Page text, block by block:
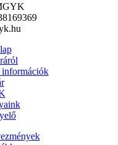
információk